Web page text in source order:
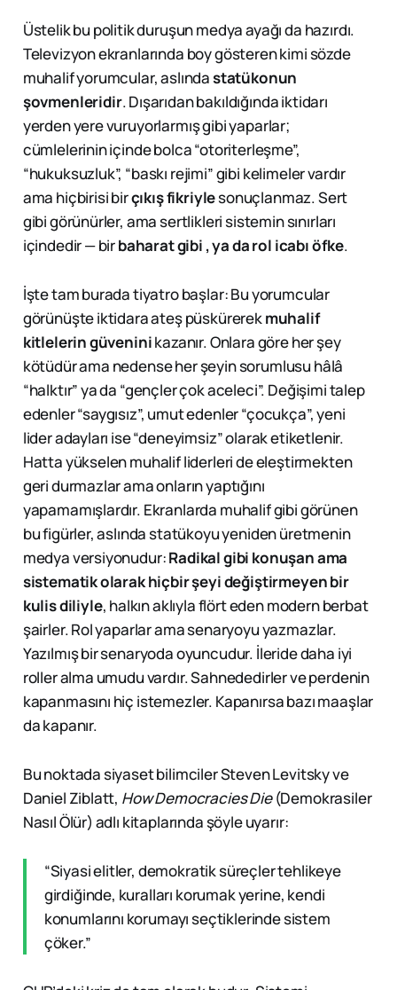
Üstelik bu politik duruşun medya ayağı da hazırdı.
Televizyon ekranlarında boy gösteren kimi sözde
muhalif yorumcular, aslındastatükonun
şovmenleridir. Dışarıdan bakıldığında iktidarı
yerden yere vuruyorlarmış gibi yaparlar;
cümlelerinin içinde bolca “otoriterleşme”,
“hukuksuzluk”, “baskı rejimi” gibi kelimeler vardır
ama hiçbirisi birçıkış fikriylesonuçlanmaz. Sert
gibi görünürler, ama sertlikleri sistemin sınırları
içindedir — birbaharat gibi , ya da rol icabı öfke.
İşte tam burada tiyatro başlar: Bu yorumcular
görünüşte iktidara ateş püskürerekmuhalif
kitlelerin güveninikazanır. Onlara göre her şey
kötüdür ama nedense her şeyin sorumlusu hâlâ
“halktır” ya da “gençler çok aceleci”. Değişimi talep
edenler “saygısız”, umut edenler “çocukça”, yeni
lider adayları ise “deneyimsiz” olarak etiketlenir.
Hatta yükselen muhalif liderleri de eleştirmekten
geri durmazlar ama onların yaptığını
yapamamışlardır. Ekranlarda muhalif gibi görünen
bu figürler, aslında statükoyu yeniden üretmenin
medya versiyonudur:Radikal gibi konuşan ama
sistematik olarak hiçbir şeyi değiştirmeyen bir
kulis diliyle, halkın aklıyla flört eden modern berbat
şairler. Rol yaparlar ama senaryoyu yazmazlar.
Yazılmış bir senaryoda oyuncudur. İleride daha iyi
roller alma umudu vardır. Sahnededirler ve perdenin
kapanmasını hiç istemezler. Kapanırsa bazı maaşlar
da kapanır.
Bu noktada siyaset bilimciler Steven Levitsky ve
Daniel Ziblatt, How Democracies Die(Demokrasiler
Nasıl Ölür) adlı kitaplarında şöyle uyarır:
“Siyasi elitler, demokratik süreçler tehlikeye
girdiğinde, kuralları korumak yerine, kendi
konumlarını korumayı seçtiklerinde sistem
çöker.”